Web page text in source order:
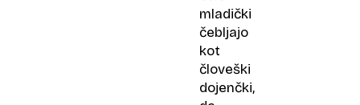
mladički
čebljajo
kot
človeški
dojenčki,